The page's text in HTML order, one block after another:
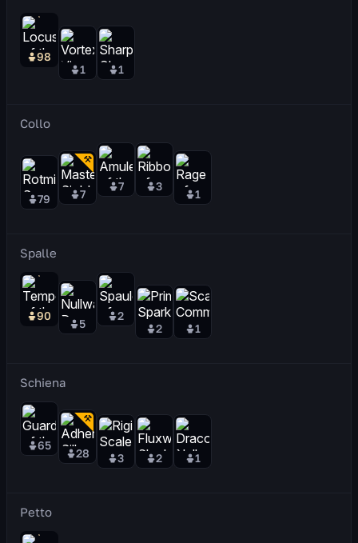
98
1
1
Collo
79 7
7 3
1
Spalle
90
5
2
2
1
Schiena
65
28 3 2 1
Petto